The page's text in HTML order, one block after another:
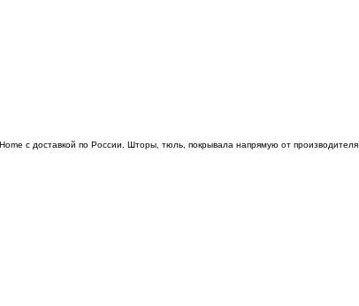
c доставкой по России. Шторы, тюль, покрывала напрямую от производителя